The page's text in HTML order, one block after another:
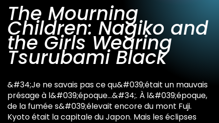
The Mourning
Children: Nagiko and
the Girls Wearing
Tsurubami Black
&#34;Je ne savais pas ce qu&#039;était un mauvais
présage à l&#039;époque…&#34;. À l&#039;époque,
de la fumée s&#039;élevait encore du mont Fuji.
Kyoto était la capitale du Japon. Mais les éclipses